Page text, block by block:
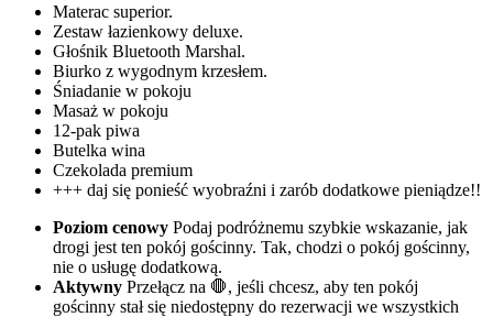
Materac superior.
Zestaw łazienkowy deluxe.
Głośnik Bluetooth Marshal.
Biurko z wygodnym krzesłem.
Śniadanie w pokoju
Masaż w pokoju
12-pak piwa
Butelka wina
Czekolada premium
+++ daj się ponieść wyobraźni i zarób dodatkowe pieniądze!!
Poziom cenowy Podaj podróżnemu szybkie wskazanie, jak
drogi jest ten pokój gościnny. Tak, chodzi o pokój gościnny,
nie o usługę dodatkową.
Aktywny Przełącz na 🛑, jeśli chcesz, aby ten pokój
gościnny stał się niedostępny do rezerwacji we wszystkich